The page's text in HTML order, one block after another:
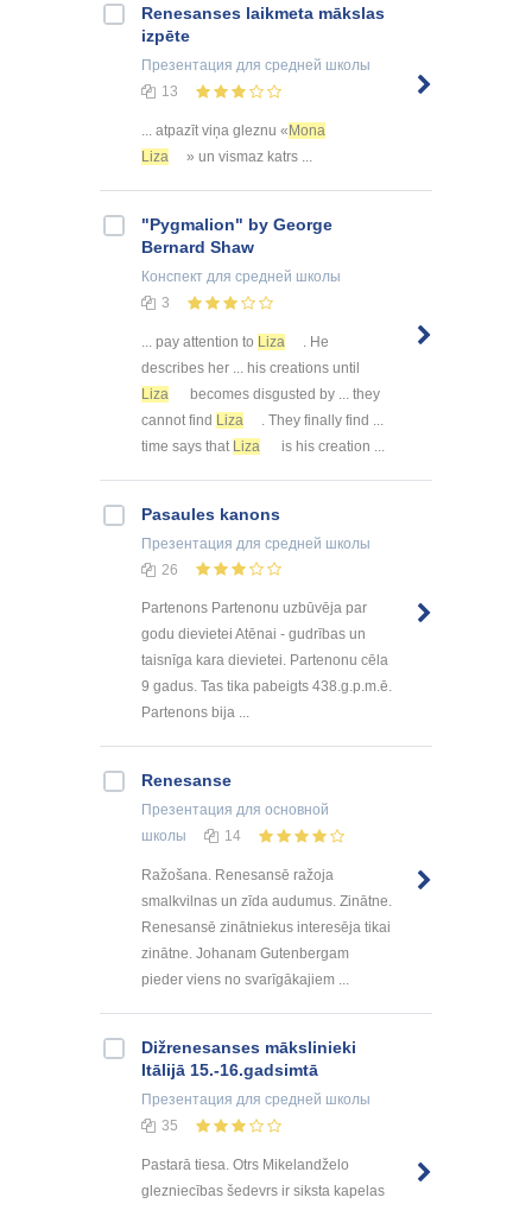
Renesanses laikmeta mākslas
izpēte
Презентация для средней школы
13
... atpazīt viņa gleznu «Mona
Liza
» un vismaz katrs ...
"Pygmalion" by George
Bernard Shaw
Конспект для средней школы
3
... pay attention to Liza
. He
describes her ... his creations until
Liza
becomes disgusted by ... they
cannot find Liza
. They finally find ...
time says that Liza is his creation ...
Pasaules kanons
Презентация для средней школы
26
Partenons Partenonu uzbūvēja par
godu dievietei Atēnai - gudrības un
taisnīga kara dievietei. Partenonu cēla
9 gadus. Tas tika pabeigts 438.g.p.m.ē.
Partenons bija ...
Renesanse
Презентация для основной
школы
14
Ražošana. Renesansē ražoja
smalkvilnas un zīda audumus. Zinātne.
Renesansē zinātniekus interesēja tikai
zinātne. Johanam Gutenbergam
pieder viens no svarīgākajiem ...
Dižrenesanses mākslinieki
Itālijā 15.-16.gadsimtā
Презентация для средней школы
35
Pastarā tiesa. Otrs Mikelandželo
glezniecības šedevrs ir siksta kapelas